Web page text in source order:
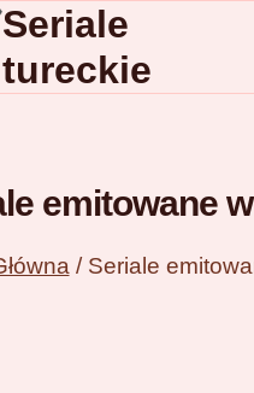
Seriale
tureckie
emitowane
/ Seriale